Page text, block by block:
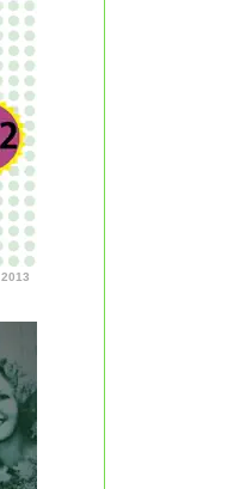
2013